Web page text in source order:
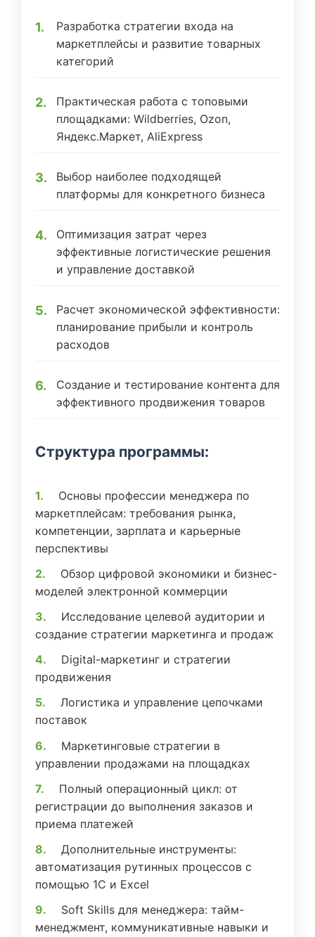
Разработка стратегии входа на
маркетплейсы и развитие товарных
категорий
Практическая работа с топовыми
площадками: Wildberries, Ozon,
Яндекс.Маркет, AliExpress
Выбор наиболее подходящей
платформы для конкретного бизнеса
Оптимизация затрат через
эффективные логистические решения
и управление доставкой
Расчет экономической эффективности:
планирование прибыли и контроль
расходов
Создание и тестирование контента для
эффективного продвижения товаров
Структура программы:
Основы профессии менеджера по
маркетплейсам: требования рынка,
компетенции, зарплата и карьерные
перспективы
Обзор цифровой экономики и бизнес-
моделей электронной коммерции
Исследование целевой аудитории и
создание стратегии маркетинга и продаж
Digital-маркетинг и стратегии
продвижения
Логистика и управление цепочками
поставок
Маркетинговые стратегии в
управлении продажами на площадках
Полный операционный цикл: от
регистрации до выполнения заказов и
приема платежей
Дополнительные инструменты:
автоматизация рутинных процессов с
помощью 1С и Excel
Soft Skills для менеджера: тайм-
менеджмент, коммуникативные навыки и